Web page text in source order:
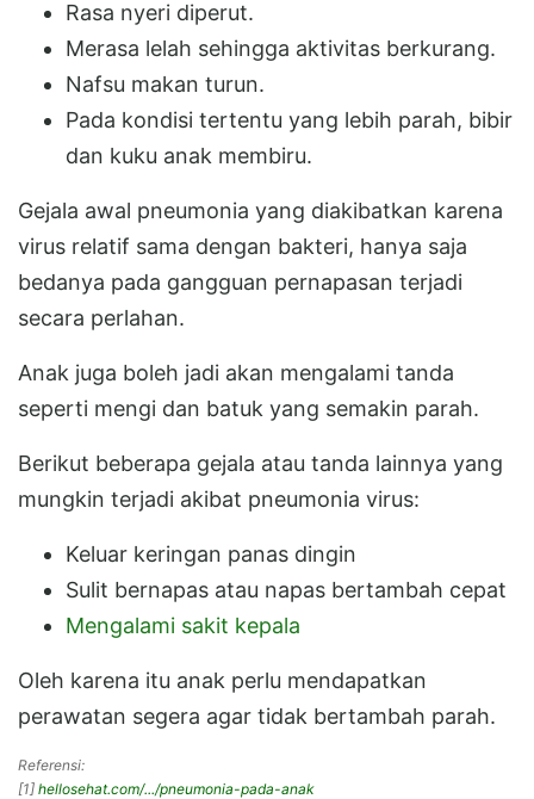
Rasa nyeri diperut.
Merasa lelah sehingga aktivitas berkurang.
Nafsu makan turun.
Pada kondisi tertentu yang lebih parah, bibir
dan kuku anak membiru.
Gejala awal pneumonia yang diakibatkan karena
virus relatif sama dengan bakteri, hanya saja
bedanya pada gangguan pernapasan terjadi
secara perlahan.
Anak juga boleh jadi akan mengalami tanda
seperti mengi dan batuk yang semakin parah.
Berikut beberapa gejala atau tanda lainnya yang
mungkin terjadi akibat pneumonia virus:
Keluar keringan panas dingin
Sulit bernapas atau napas bertambah cepat
Mengalami sakit kepala
Oleh karena itu anak perlu mendapatkan
perawatan segera agar tidak bertambah parah.
Referensi:
[1] hellosehat.com/.../pneumonia-pada-anak